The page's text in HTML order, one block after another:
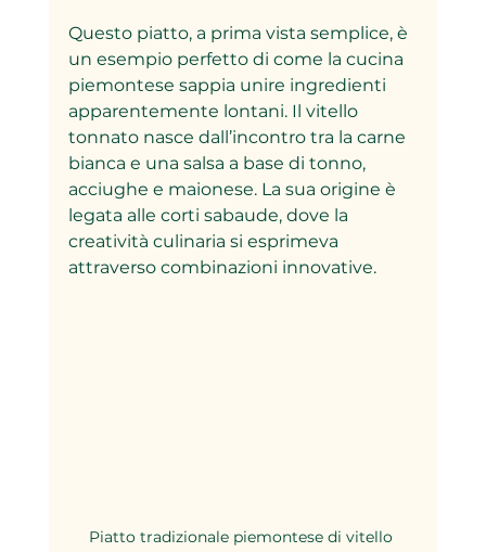
Questo piatto, a prima vista semplice, è
un esempio perfetto di come la cucina
piemontese sappia unire ingredienti
apparentemente lontani. Il vitello
tonnato nasce dall’incontro tra la carne
bianca e una salsa a base di tonno,
acciughe e maionese. La sua origine è
legata alle corti sabaude, dove la
creatività culinaria si esprimeva
attraverso combinazioni innovative.
Piatto tradizionale piemontese di vitello